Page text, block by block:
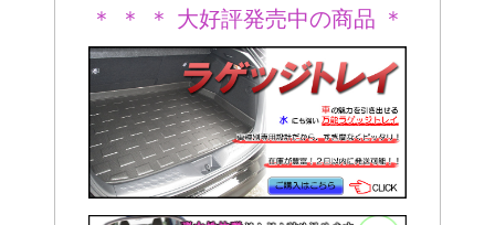
＊ ＊ ＊ 大好評発売中の商品 ＊
＊ ＊